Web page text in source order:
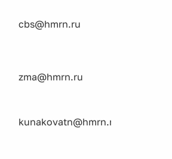
cbs@hmrn.ru
zma@hmrn.ru
kunakovatn@hmrn.ru